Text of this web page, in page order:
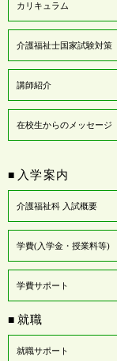
カリキュラム
介護福祉士国家試験対策
講師紹介
在校生からのメッセージ
■ 入学案内
介護福祉科 入試概要
学費(入学金・授業料等)
学費サポート
■ 就職
就職サポート